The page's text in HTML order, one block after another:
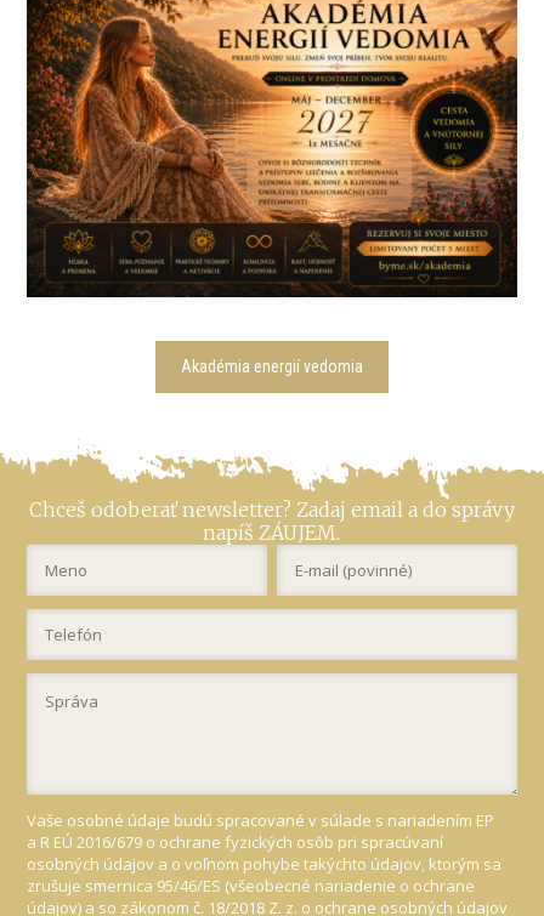
Akadémia energií vedomia
Chceš odoberať newsletter? Zadaj email a do správy
napíš ZÁUJEM.
Vaše osobné údaje budú spracované v súlade s nariadením EP
a R EÚ 2016/679 o ochrane fyzických osôb pri spracúvaní
osobných údajov a o voľnom pohybe takýchto údajov, ktorým sa
zrušuje smernica 95/46/ES (všeobecné nariadenie o ochrane
údajov) a so zákonom č. 18/2018 Z. z. o ochrane osobných údajov